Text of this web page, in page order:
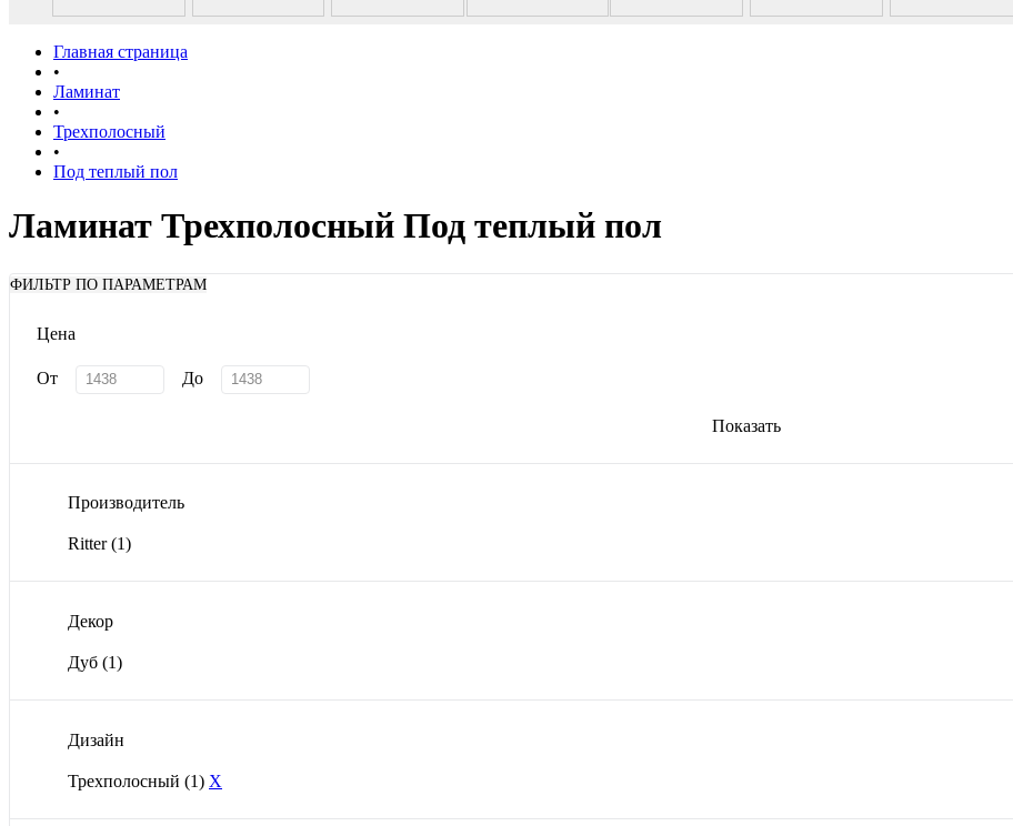
Главная страница
•
Ламинат
•
Трехполосный
•
Под теплый пол
Ламинат Трехполосный Под теплый пол
ФИЛЬТР ПО ПАРАМЕТРАМ
Цена
От До
Показать
Производитель
Ritter(1)
Декор
Дуб (1)
Дизайн
Трехполосный (1) X